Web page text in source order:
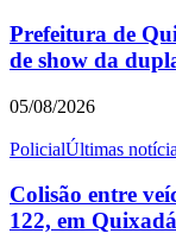
Prefeitura de
de show da
05/08/2026
PolicialÚltimas
Colisão entre
122, em Quixadá